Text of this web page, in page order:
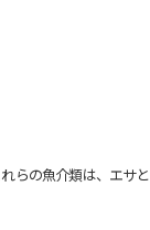
の魚介類は、エサ